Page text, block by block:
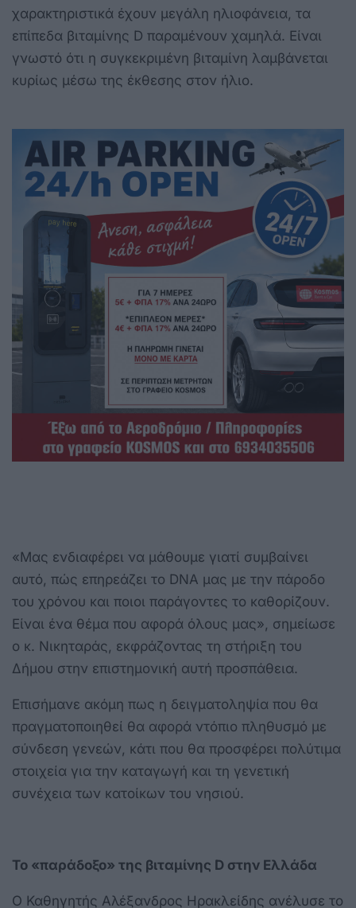
χαρακτηριστικά έχουν μεγάλη ηλιοφάνεια, τα
επίπεδα βιταμίνης D παραμένουν χαμηλά. Είναι
γνωστό ότι η συγκεκριμένη βιταμίνη λαμβάνεται
κυρίως μέσω της έκθεσης στον ήλιο.
«Μας ενδιαφέρει να μάθουμε γιατί συμβαίνει
αυτό, πώς επηρεάζει το DNA μας με την πάροδο
του χρόνου και ποιοι παράγοντες το καθορίζουν.
Είναι ένα θέμα που αφορά όλους μας», σημείωσε
ο κ. Νικηταράς, εκφράζοντας τη στήριξη του
Δήμου στην επιστημονική αυτή προσπάθεια.
Επισήμανε ακόμη πως η δειγματοληψία που θα
πραγματοποιηθεί θα αφορά ντόπιο πληθυσμό με
σύνδεση γενεών, κάτι που θα προσφέρει πολύτιμα
στοιχεία για την καταγωγή και τη γενετική
συνέχεια των κατοίκων του νησιού.
Το «παράδοξο» της βιταμίνης D στην Ελλάδα
Ο Καθηγητής Αλέξανδρος Ηρακλείδης ανέλυσε το